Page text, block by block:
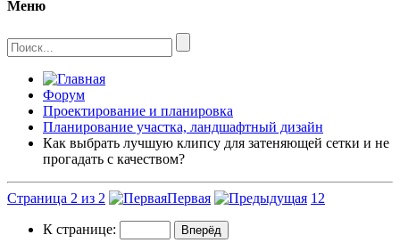
Меню
Форум
Проектирование и планировка
Планирование участка, ландшафтный дизайн
Как выбрать лучшую клипсу для затеняющей сетки и не
прогадать с качеством?
Страница 2 из 2 Первая 1 2
К странице: